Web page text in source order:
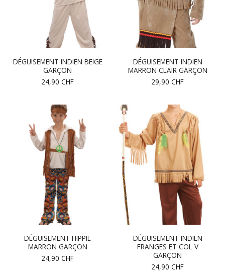
DÉGUISEMENT INDIEN BEIGE
GARÇON
24,90 CHF
DÉGUISEMENT INDIEN
MARRON CLAIR GARÇON
29,90 CHF
DÉGUISEMENT HIPPIE
MARRON GARÇON
24,90 CHF
DÉGUISEMENT INDIEN
FRANGES ET COL V
GARÇON
24,90 CHF